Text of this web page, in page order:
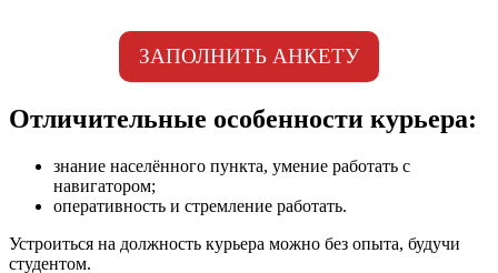
ЗАПОЛНИТЬ АНКЕТУ
Отличительные особенности курьера:
знание населённого пункта, умение работать с
навигатором;
оперативность и стремление работать.
Устроиться на должность курьера можно без опыта, будучи
студентом.